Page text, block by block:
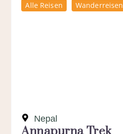
Alle Reisen Wanderreisen
Nepal